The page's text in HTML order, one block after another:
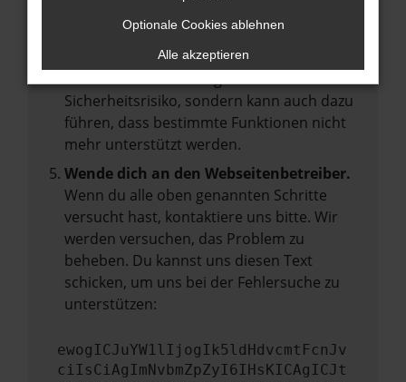
Betriebssystem auf dem neuesten Stand
Veraltete Software birgt nicht nur ein
Sicherheitsrisiko, sondern kann auch dazu
führen, dass bestimmte Funktionen nicht
mehr unterstützt werden.
Wende dich an den Webseitenbetreiber.
Wenn du alle oben genannten Schritte
versucht hast, kontaktiere uns bitte. Wir
werden versuchen, das Problem zu
beheben. Du kannst uns diesen Text
schicken, um uns bei der Fehlersuche zu
unterstützen:
ewogICJuYW1lIjogIk5ldHdvcmtFcnJv
ciIsCiAgImNvbmZpZyI6IHsKICAgICJt
Optionale Cookies ablehnen
Alle akzeptieren